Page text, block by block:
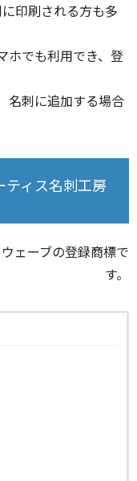
印刷される方も多
ホでも利用でき、登
名刺に追加する場合
ィス名刺工房
ェーブの登録商標で
す。